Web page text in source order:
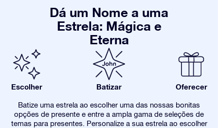
Dá um Nome a uma
Estrela: Mágica e
Eterna
Escolher Batizar Oferecer
Batize uma estrela ao escolher uma das nossas bonitas
opções de presente e entre a ampla gama de seleções de
temas para presentes. Personalize a sua estrela ao escolher